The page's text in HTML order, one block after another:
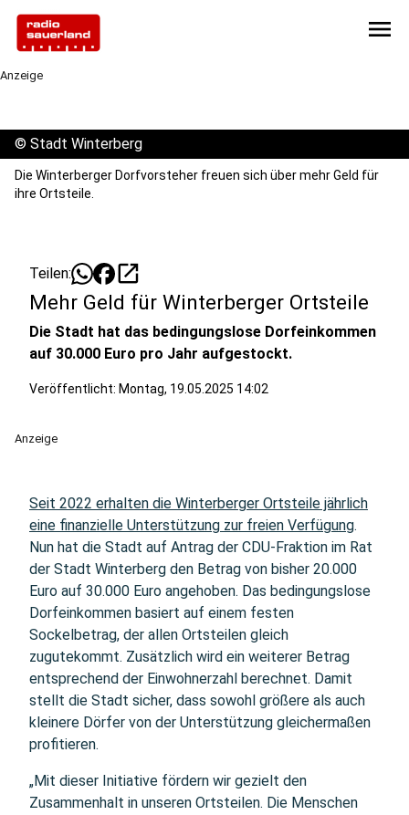
menu
Anzeige
© Stadt Winterberg
Die Winterberger Dorfvorsteher freuen sich über mehr Geld für
ihre Ortsteile.
Teilen: open_in_new
Mehr Geld für Winterberger Ortsteile
Die Stadt hat das bedingungslose Dorfeinkommen
auf 30.000 Euro pro Jahr aufgestockt.
Veröffentlicht: Montag, 19.05.2025 14:02
Anzeige
Seit 2022 erhalten die Winterberger Ortsteile jährlich
eine finanzielle Unterstützung zur freien Verfügung.
Nun hat die Stadt auf Antrag der CDU-Fraktion im Rat
der Stadt Winterberg den Betrag von bisher 20.000
Euro auf 30.000 Euro angehoben. Das bedingungslose
Dorfeinkommen basiert auf einem festen
Sockelbetrag, der allen Ortsteilen gleich
zugutekommt. Zusätzlich wird ein weiterer Betrag
entsprechend der Einwohnerzahl berechnet. Damit
stellt die Stadt sicher, dass sowohl größere als auch
kleinere Dörfer von der Unterstützung gleichermaßen
profitieren.
„Mit dieser Initiative fördern wir gezielt den
Zusammenhalt in unseren Ortsteilen. Die Menschen